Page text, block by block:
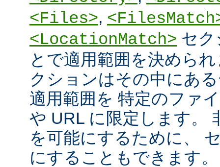
<Files>,
<LocationMatch> セ
とで適用範囲を決めら
クションはその中にあ
適用範囲を 特定のファ
や URL に限定します。
を可能にするために、
にすることもできます。